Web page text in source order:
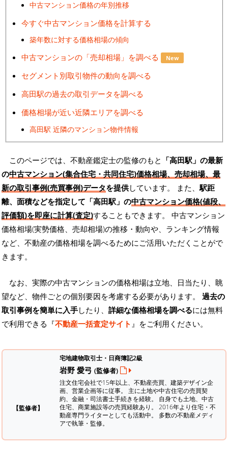
中古マンション価格の年別推移
今すぐ中古マンション価格を計算する
築年数に対する価格相場の傾向
中古マンションの「売却相場」を調べる New
セグメント別取引物件の動向を調べる
高田駅の過去の取引データを調べる
価格相場が近い近隣エリアを調べる
高田駅 近隣のマンション物件情報
このページでは、不動産鑑定士の監修のもと 「高田駅」の最新
の中古マンション(集合住宅・共同住宅)価格相場、売却相場、最
新の取引事例(売買事例)データを提供しています。 また、駅距
離、面積などを指定して「高田駅」の中古マンション価格(値段、
評価額)を即座に計算(査定)することもできます。 中古マンション
価格相場(実勢価格、売却相場)の推移・動向や、ランキング情報
など、不動産の価格相場を調べるためにご活用いただくことがで
きます。
なお、実際の中古マンションの価格相場は立地、日当たり、眺
望など、物件ごとの個別要因を考慮する必要があります。 過去の
取引事例を簡単に入手したり、 詳細な価格相場を調べるには無料
で利用できる『不動産一括査定サイト 』をご利用ください。
【監修者】
宅地建物取引士・日商簿記2級
岩野 愛弓 (監修者)
注文住宅会社で15年以上、不動産売買、建築デザイン企
画、営業企画等に従事。 主に土地や中古住宅の売買契
約、金融・司法書士手続きを経験。 自身でも土地、中古
住宅、商業施設等の売買経験あり。 2016年より住宅・不
動産専門ライターとしても活動中。 多数の不動産メディ
アで執筆・監修。